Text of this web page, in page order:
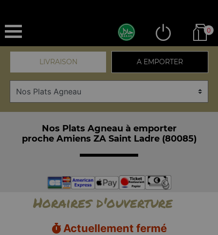
0
LIVRAISON A EMPORTER
Nos Plats Agneau à emporter
proche Amiens ZA Saint Ladre (80085)
Horaires d'ouverture
Actuellement fermé